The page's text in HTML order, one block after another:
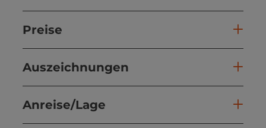
Preise
Auszeichnungen
Anreise/Lage